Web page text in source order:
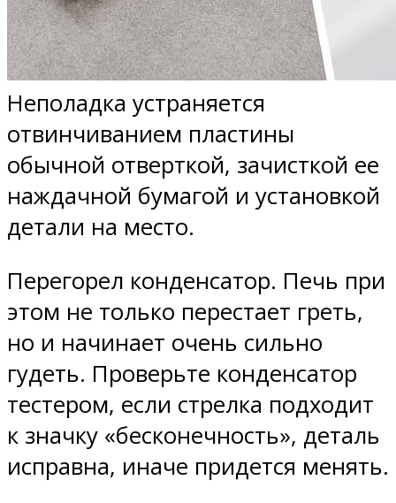
Неполадка устраняется
отвинчиванием пластины
обычной отверткой, зачисткой ее
наждачной бумагой и установкой
детали на место.
Перегорел конденсатор. Печь при
этом не только перестает греть,
но и начинает очень сильно
гудеть. Проверьте конденсатор
тестером, если стрелка подходит
к значку «бесконечность», деталь
исправна, иначе придется менять.